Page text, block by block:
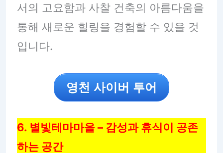
서의 고요함과 사찰 건축의 아름다움을
통해 새로운 힐링을 경험할 수 있을 것
입니다.
영천 사이버 투어
6. 별빛테마마을 – 감성과 휴식이 공존
하는 공간